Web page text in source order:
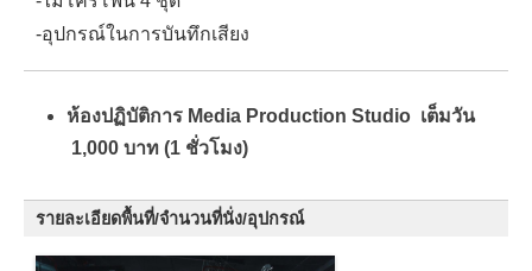
-อุปกรณ์ในการบันทึกเสียง
ห้องปฏิบัติการ Media Production Studio เต็มวัน
1,000 บาท (1 ชั่วโมง)
รายละเอียดพื้นที่/จำนวนที่นั่ง/อุปกรณ์